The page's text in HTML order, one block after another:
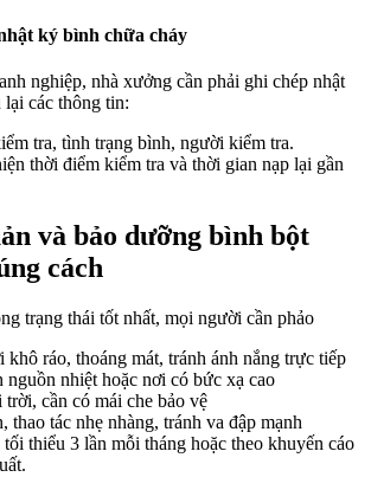
ký bình chữa cháy
nghiệp, nhà xưởng cần phải ghi chép nhật
các thông tin:
tra, tình trạng bình, người kiểm tra.
thời điểm kiểm tra và thời gian nạp lại gần
và bảo dưỡng bình bột
cách
trạng thái tốt nhất, mọi người cần phảo
ráo, thoáng mát, tránh ánh nắng trực tiếp
nguồn nhiệt hoặc nơi có bức xạ cao
trời, cần có mái che bảo vệ
thao tác nhẹ nhàng, tránh va đập mạnh
thiểu 3 lần mỗi tháng hoặc theo khuyến cáo